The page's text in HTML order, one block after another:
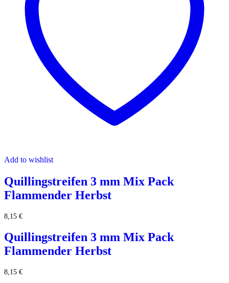
Add to wishlist
Quillingstreifen 3 mm Mix Pack
Flammender Herbst
8,15 €
Quillingstreifen 3 mm Mix Pack
Flammender Herbst
8,15 €